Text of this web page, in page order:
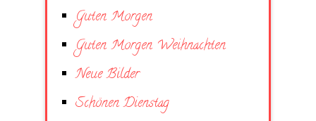
Guten Morgen
Guten Morgen Weihnachten
Neue Bilder
Schönen Dienstag